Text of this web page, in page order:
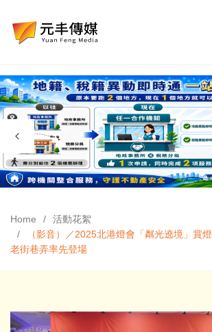
Home
活動花絮
（影音）／2025北港燈會「粼光遶境」賞
老街巷弄率先登場